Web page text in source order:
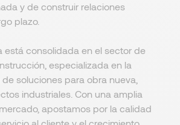
y de construir relaciones
plazo.
está consolidada en el sector de
especializada en la
soluciones para obra nueva,
industriales. Con una amplia
apostamos por la calidad